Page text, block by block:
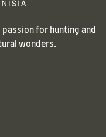
passion for hunting and
wonders.